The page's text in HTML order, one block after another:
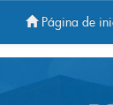
Página de